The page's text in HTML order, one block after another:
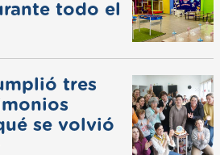
todo el
tres
se volvió